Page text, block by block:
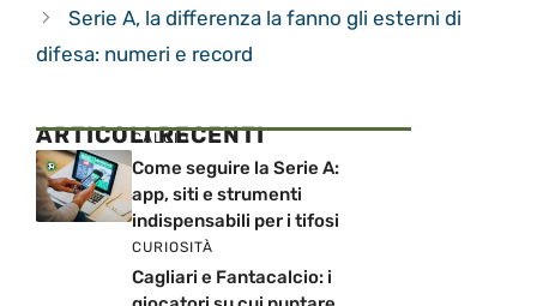
difesa: numeri e record
Come seguire la Serie A:
indispensabili per i tifosi
CURIOSITÀ
Cagliari e Fantacalcio: i
CALCIOMERCATO